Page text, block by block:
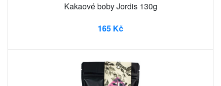
Kakaové boby Jordis 130g
165 Kč